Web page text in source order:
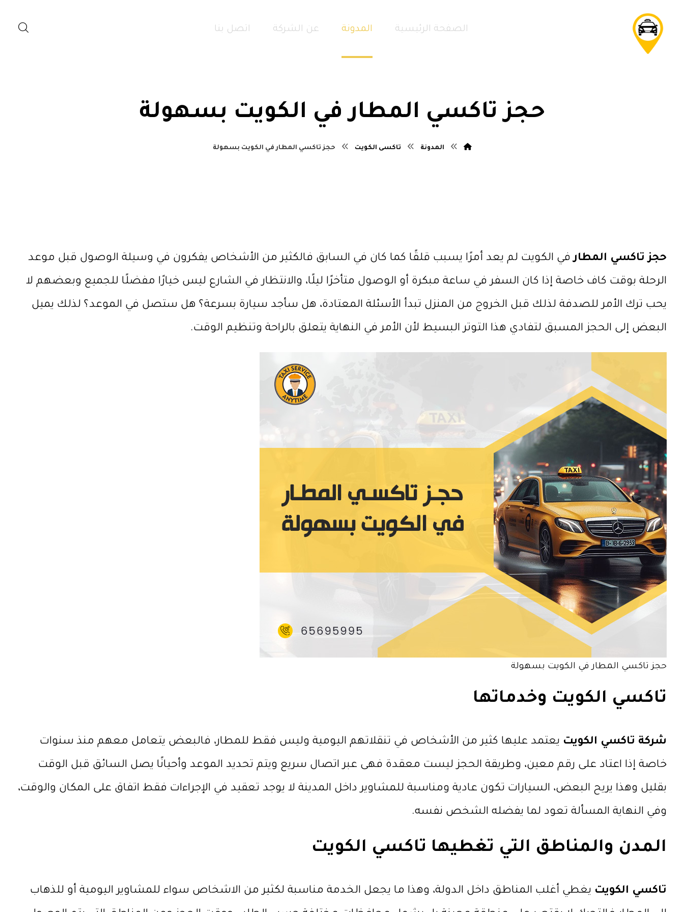
الصفحة الرئيسية المدونة عن الشركة اتصل بنا
حجز تاكسي المطار في الكويت بسهولة
المدونة تاكسى الكويت حجز تاكسي المطار في الكويت بسهولة
حجز تاكسي المطارفي الكويت لم يعد أمرًا يسبب قلقًا كما كان في السابق فالكثير من الأشخاص يفكرون في وسيلة الوصول قبل موعد
الرحلة بوقت كاف خاصة إذا كان السفر في ساعة مبكرة أو الوصول متأخرًا ليلًا، والانتظار في الشارع ليس خيارًا مفضلًا للجميع وبعضهم لا
يحب ترك الأمر للصدفة لذلك قبل الخروج من المنزل تبدأ الأسئلة المعتادة، هل سأجد سيارة بسرعة؟ هل ستصل في الموعد؟ لذلك يميل
البعض إلى الحجز المسبق لتفادي هذا التوتر البسيط لأن الأمر في النهاية يتعلق بالراحة وتنظيم الوقت.
حجز تاكسي المطار في الكويت بسهولة
تاكسي الكويت وخدماتها
شركة تاكسي الكويت يعتمد عليها كثير من الأشخاص في تنقلاتهم اليومية وليس فقط للمطار، فالبعض يتعامل معهم منذ سنوات
خاصة إذا اعتاد على رقم معين، وطريقة الحجز ليست معقدة فهى عبر اتصال سريع ويتم تحديد الموعد وأحيانًا يصل السائق قبل الوقت
بقليل وهذا يريح البعض، السيارات تكون عادية ومناسبة للمشاوير داخل المدينة لا يوجد تعقيد في الإجراءات فقط اتفاق على المكان والوقت،
وفي النهاية المسألة تعود لما يفضله الشخص نفسه.
المدن والمناطق التي تغطيها تاكسي الكويت
تاكسي الكويت يغطي أغلب المناطق داخل الدولة، وهذا ما يجعل الخدمة مناسبة لكثير من الاشخاص سواء للمشاوير اليومية أو للذهاب